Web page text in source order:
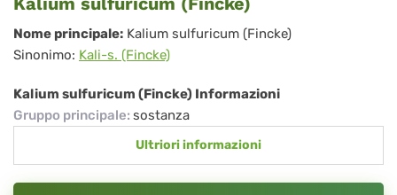
Kalium
sulfuricum
(Fincke)
Nome principale: Kalium sulfuricum (Fincke)
Sinonimo: Kali-s. (Fincke)
Kalium sulfuricum (Fincke) Informazioni
Gruppo principale: sostanza
Ultriori informazioni